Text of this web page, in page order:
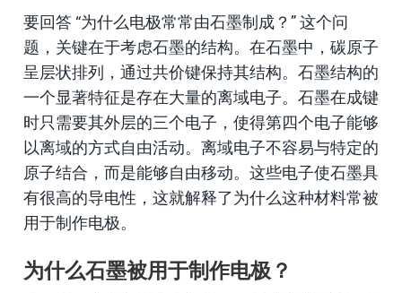
要回答 “为什么电极常常由石墨制成？” 这个问
题，关键在于考虑石墨的结构。在石墨中，碳原子
呈层状排列，通过共价键保持其结构。石墨结构的
一个显著特征是存在大量的离域电子。石墨在成键
时只需要其外层的三个电子，使得第四个电子能够
以离域的方式自由活动。离域电子不容易与特定的
原子结合，而是能够自由移动。这些电子使石墨具
有很高的导电性，这就解释了为什么这种材料常被
用于制作电极。
为什么石墨被用于制作电极？